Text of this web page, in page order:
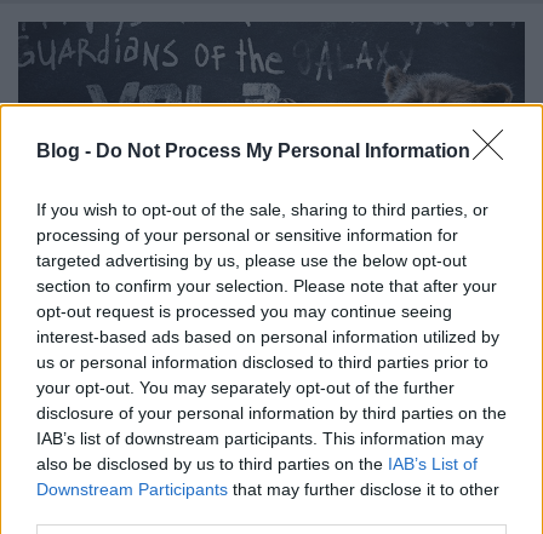
Blog - Do Not Process My Personal Information
If you wish to opt-out of the sale, sharing to third parties, or
processing of your personal or sensitive information for
targeted advertising by us, please use the below opt-out
section to confirm your selection. Please note that after your
opt-out request is processed you may continue seeing
interest-based ads based on personal information utilized by
us or personal information disclosed to third parties prior to
your opt-out. You may separately opt-out of the further
disclosure of your personal information by third parties on the
IAB’s list of downstream participants. This information may
also be disclosed by us to third parties on the IAB’s List of
Downstream Participants that may further disclose it to other
A galaxis őrzői: 3. rész (Guardians of
the Galaxy Vol. 3) - plakátok
dvdnews• 2023. április 03.